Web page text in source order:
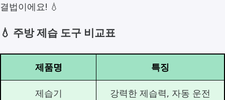
결법이에요! 💧
💧 주방 제습 도구 비교표
제품명 특징
제습기 강력한 제습력, 자동 운전